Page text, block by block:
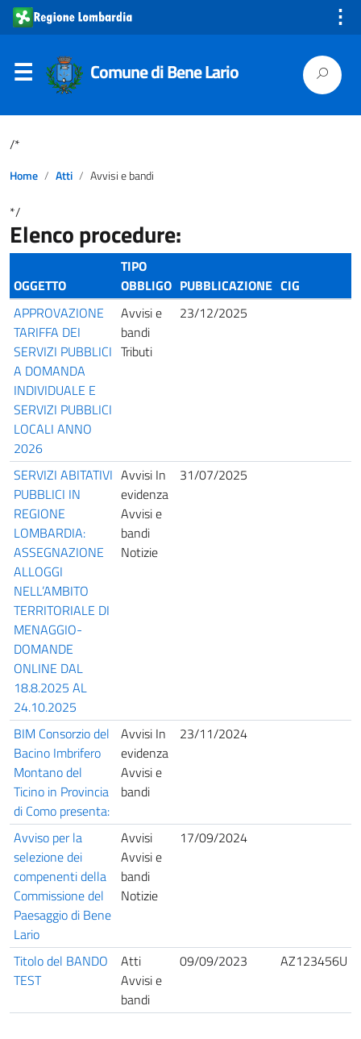
⋮
Comune di Bene Lario
/*
Home Atti Avvisi e bandi
*/
Elenco procedure:
OGGETTO
TIPO
OBBLIGO PUBBLICAZIONE CIG
APPROVAZIONE
TARIFFA DEI
SERVIZI PUBBLICI
A DOMANDA
INDIVIDUALE E
SERVIZI PUBBLICI
LOCALI ANNO
2026
Avvisi e
bandi
Tributi
23/12/2025
SERVIZI ABITATIVI
PUBBLICI IN
REGIONE
LOMBARDIA:
ASSEGNAZIONE
ALLOGGI
NELL’AMBITO
TERRITORIALE DI
MENAGGIO-
DOMANDE
ONLINE DAL
18.8.2025 AL
24.10.2025
Avvisi In
evidenza
Avvisi e
bandi
Notizie
31/07/2025
BIM Consorzio del
Bacino Imbrifero
Montano del
Ticino in Provincia
di Como presenta:
Avvisi In
evidenza
Avvisi e
bandi
23/11/2024
Avviso per la
selezione dei
compenenti della
Commissione del
Paesaggio di Bene
Lario
Avvisi
Avvisi e
bandi
Notizie
17/09/2024
Titolo del BANDO
TEST
Atti
Avvisi e
bandi
09/09/2023 AZ123456U